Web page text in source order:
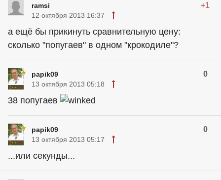
ramsi +1
12 октября 2013 16:37
а ещё бы прикинуть сравнительную цену:
сколько "попугаев" в одном "крокодиле"?
papik09 0
13 октября 2013 05:18
38 попугаев
papik09 0
13 октября 2013 05:17
...или секунды...